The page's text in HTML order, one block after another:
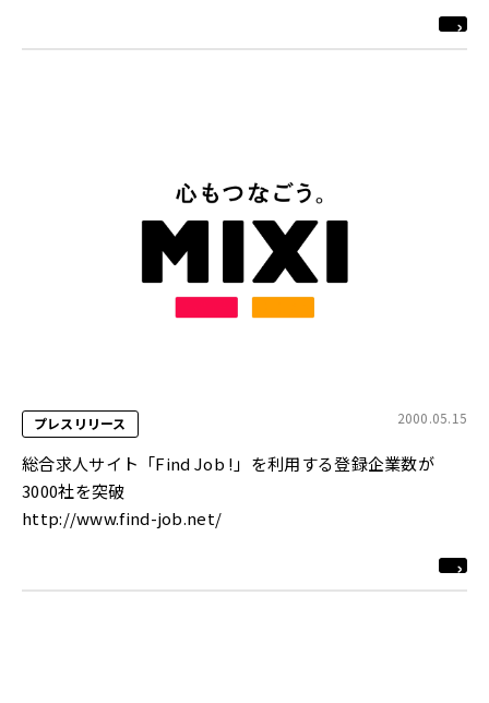
プレスリリース 2000.05.15
総合求人サイト「Find Job !」を利用する登録企業数が
3000社を突破
http://www.find-job.net/